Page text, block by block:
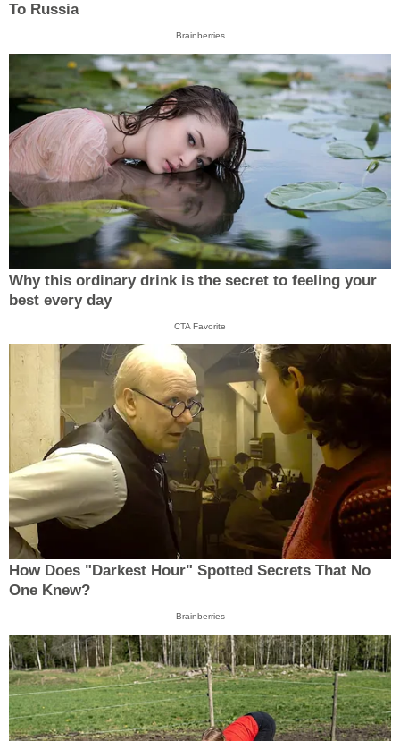
To Russia
Brainberries
Why this ordinary drink is the secret to feeling your
best every day
CTA Favorite
How Does "Darkest Hour" Spotted Secrets That No
One Knew?
Brainberries